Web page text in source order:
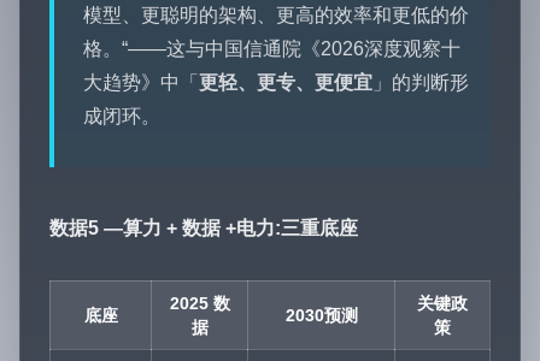
模型、更聪明的架构、更高的效率和更低的价
格。“——这与中国信通院《2026深度观察十
大趋势》中「 更轻、更专、更便宜 」的判断形
成闭环。
数据5 —算力 + 数据 +电力:三重底座
底座
2025 数
据
2030预测
关键政
策